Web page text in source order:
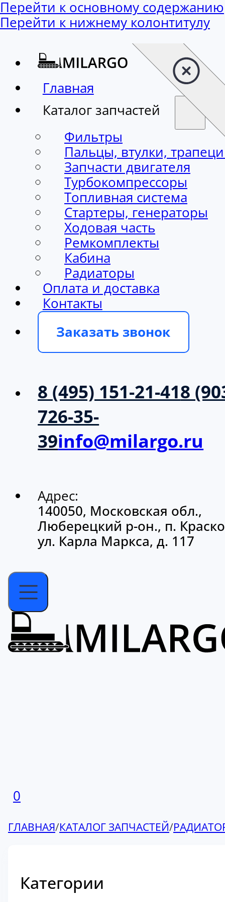
Перейти к основному содержанию
Перейти к нижнему колонтитулу
Главная
Каталог запчастей
Фильтры
Пальцы, втулки,
Запчасти двигателя
Турбокомпрессоры
Топливная система
Стартеры, генераторы
Ходовая часть
Ремкомплекты
Кабина
Радиаторы
Оплата и доставка
Контакты
Заказать звонок
8 (495) 151-21-418
726-35-
39info@milargo.ru
Адрес:
140050, Московская обл.,
Люберецкий р-он., п.
ул. Карла Маркса, д. 117
0
ГЛАВНАЯ/КАТАЛОГ ЗАПЧАСТЕЙ/
Категории